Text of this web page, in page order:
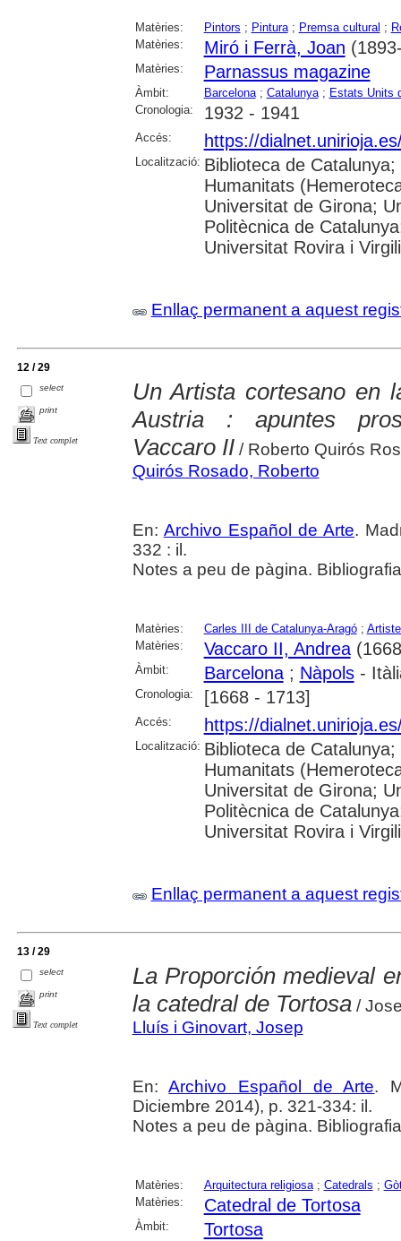
Matèries: Pintors ; Pintura; Premsa cultural ;
Matèries:
Miró i Ferrà, Joan
Matèries: Parnassus magazine
Àmbit: Barcelona; Catalunya; Estats Units
Cronologia:
1932 - 1941
Accés: https://
Localització: Biblioteca de
Humanitats
Universitat de Girona;
Politècnica de
Universitat Rovira i Virgili
Enllaç permanent a aquest
12 / 29
select
print
Text complet
Un Artista cortesano en
Austria : apuntes
Vaccaro II / Roberto Quirós
Quirós Rosado, Roberto
En: Archivo Español de Arte.
332 : il.
Notes a peu de pàgina.
Matèries: Carles III de Catalunya-Aragó;
Matèries:
Vaccaro II, Andrea
Àmbit: Barcelona; Nàpols-
Cronologia: [1668 - 1713]
Accés: https://
Localització: Biblioteca de
Humanitats
Universitat de Girona;
Politècnica de
Universitat Rovira i Virgili
Enllaç permanent a aquest
13 / 29
select
print
Text complet
La Proporción medieval
la catedral de Tortosa/
Lluís i Ginovart, Josep
En:Archivo Español de Arte.
Diciembre 2014), p. 321-334: il.
Notes a peu de pàgina.
Matèries: Arquitectura religiosa; Catedrals ;
Matèries:
Catedral de Tortosa
Àmbit: Tortosa